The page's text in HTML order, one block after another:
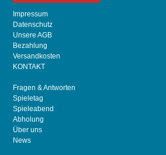
Impressum
Datenschutz
Unsere AGB
Bezahlung
Versandkosten
KONTAKT
Fragen & Antworten
Spieletag
Spieleabend
Abholung
Über uns
News